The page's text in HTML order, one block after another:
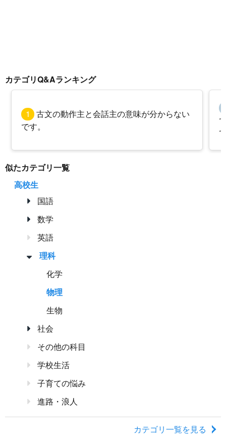
カテゴリQ&Aランキング
1
古文の動作主と会話主の意味が分からない
です。
似たカテゴリ一覧
高校生
国語
数学
英語
理科
化学
物理
生物
社会
その他の科目
学校生活
子育ての悩み
進路・浪人
カテゴリ一覧を見る